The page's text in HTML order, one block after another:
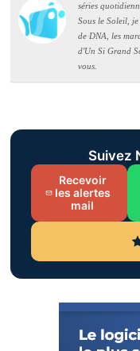
séries
Sous le Soleil,
de DNA, les
d'Un Si Grand
vous.
Suivez
Recevoir
les alertes
mail